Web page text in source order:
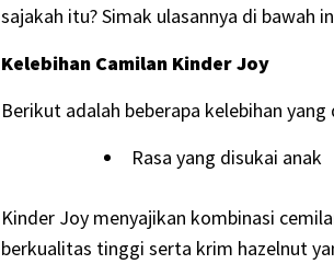
sajakah itu? Simak ulasannya di bawah
Kelebihan Camilan Kinder Joy
Berikut adalah beberapa kelebihan
Rasa yang disukai anak
Kinder Joy menyajikan kombinasi
berkualitas tinggi serta krim hazelnut